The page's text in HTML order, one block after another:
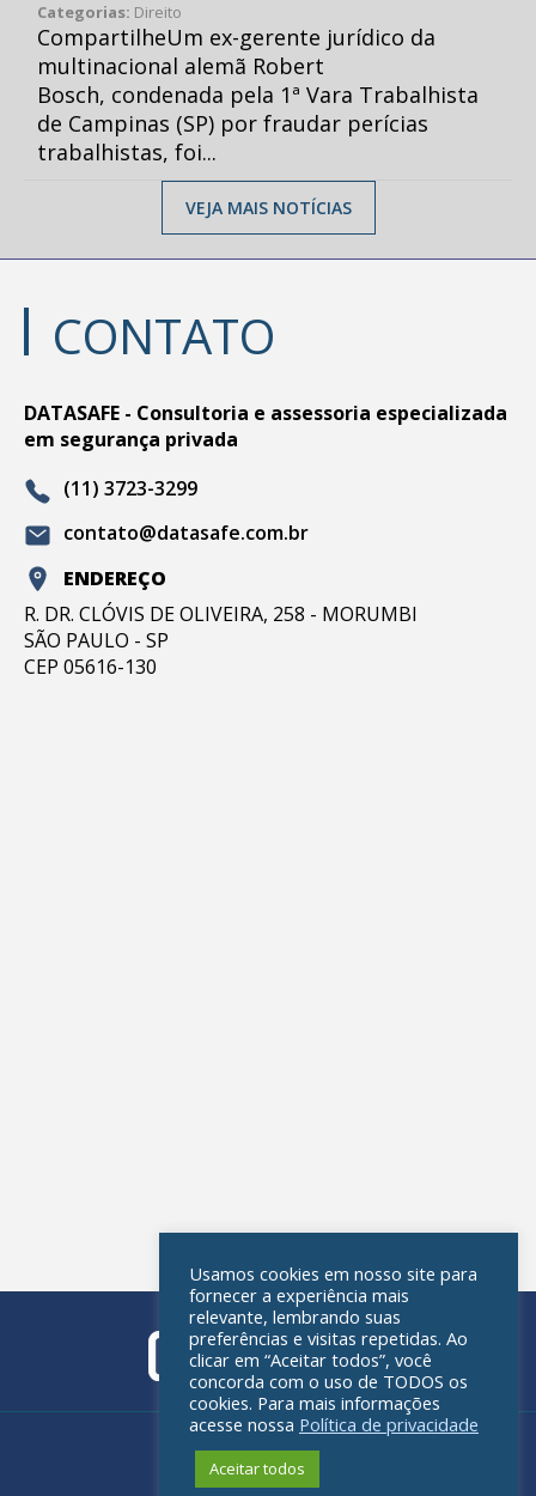
Categorias: Direito
CompartilheUm ex-gerente jurídico da
multinacional alemã Robert
Bosch, condenada pela 1ª Vara Trabalhista
de Campinas (SP) por fraudar perícias
trabalhistas, foi...
VEJA MAIS NOTÍCIAS
CONTATO
DATASAFE - Consultoria e assessoria especializada
em segurança privada
(11) 3723-3299
contato@datasafe.com.br
ENDEREÇO
R. DR. CLÓVIS DE OLIVEIRA, 258 - MORUMBI
SÃO PAULO - SP
CEP 05616-130
Política de privacidade
Usamos cookies em nosso site para
fornecer a experiência mais
relevante, lembrando suas
preferências e visitas repetidas. Ao
clicar em “Aceitar todos”, você
concorda com o uso de TODOS os
cookies. Para mais informações
acesse nossa Política de privacidade
Aceitar todos